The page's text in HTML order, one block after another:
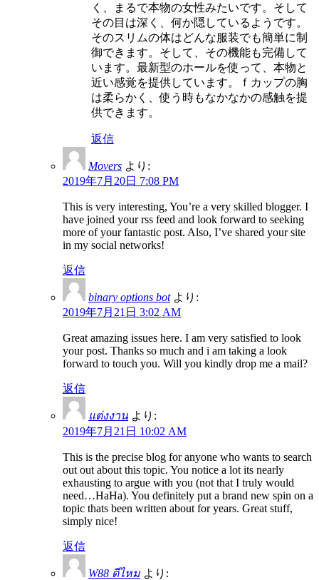
く、まるで本物の女性みたいです。そして
その目は深く、何か隠しているようです。
そのスリムの体はどんな服装でも簡単に制
御できます。そして、その機能も完備して
います。最新型のホールを使って、本物と
近い感覚を提供しています。ｆカップの胸
は柔らかく、使う時もなかなかの感触を提
供できます。
返信
Movers より:
2019年7月20日 7:08 PM
This is very interesting, You’re a very skilled blogger. I
have joined your rss feed and look forward to seeking
more of your fantastic post. Also, I’ve shared your site
in my social networks!
返信
binary options bot より:
2019年7月21日 3:02 AM
Great amazing issues here. I am very satisfied to look
your post. Thanks so much and i am taking a look
forward to touch you. Will you kindly drop me a mail?
返信
แต่งงาน より:
2019年7月21日 10:02 AM
This is the precise blog for anyone who wants to search
out out about this topic. You notice a lot its nearly
exhausting to argue with you (not that I truly would
need…HaHa). You definitely put a brand new spin on a
topic thats been written about for years. Great stuff,
simply nice!
返信
W88 ดีไหม より: